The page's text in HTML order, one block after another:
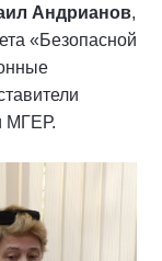
Андрианов,
«Безопасной
МГЕР.